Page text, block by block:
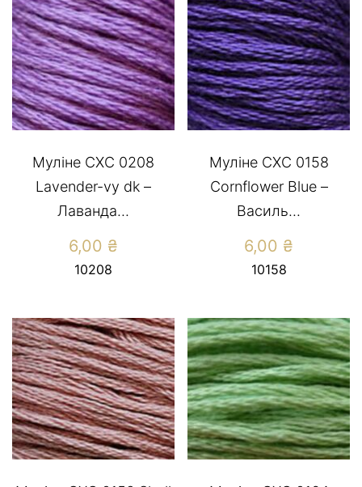
Муліне СХС 0208
Lavender-vy dk –
Лаванда...
6,00 ₴
10208
Муліне СХС 0158
Cornflower Blue –
Василь...
6,00 ₴
10158